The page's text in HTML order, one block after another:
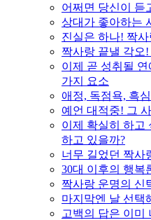
어쩌면 당신이 듣
상대가 좋아하는
진실은 하나! 짝
짝사랑 끝낼 각오
이제 곧 성취될
가지 요소
애정, 독점욕, 흑
예언 대적중! 그
이제 확실히 하고
하고 있을까?
너무 길었던 짝사
30대 이후의 행복
짝사랑 운명의 신
마지막엔 날 선택
고백의 답은 이미